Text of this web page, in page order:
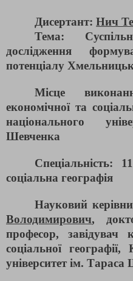
Дисертант:Нич
Тема:
дослідження
потенціалу
Місце
економічної та
національного
Шевченка
Спеціальність:
соціальна географія
Науковий
Володимирович,
професор, завідувач
соціальної
університет ім. Тараса